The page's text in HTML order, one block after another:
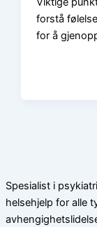
forstå
for å
Spesialist i
helsehjelp for alle